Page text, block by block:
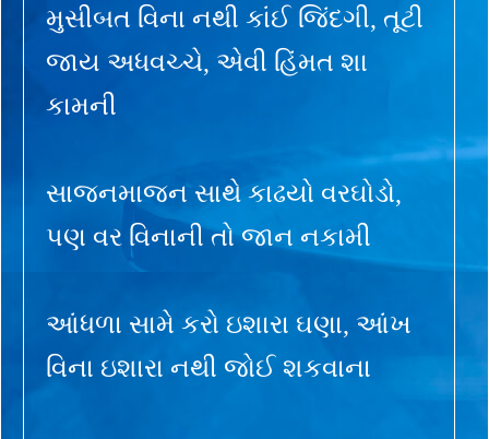
મુસીબત વિના નથી કાંઈ જિંદગી, તૂટી
જાય અધવચ્ચે, એવી હિંમત શા
કામની
સાજનમાજન સાથે કાઢયો વરઘોડો,
પણ વર વિનાની તો જાન નકામી
આંધળા સામે કરો ઇશારા ઘણા, આંખ
વિના ઇશારા નથી જોઈ શકવાના